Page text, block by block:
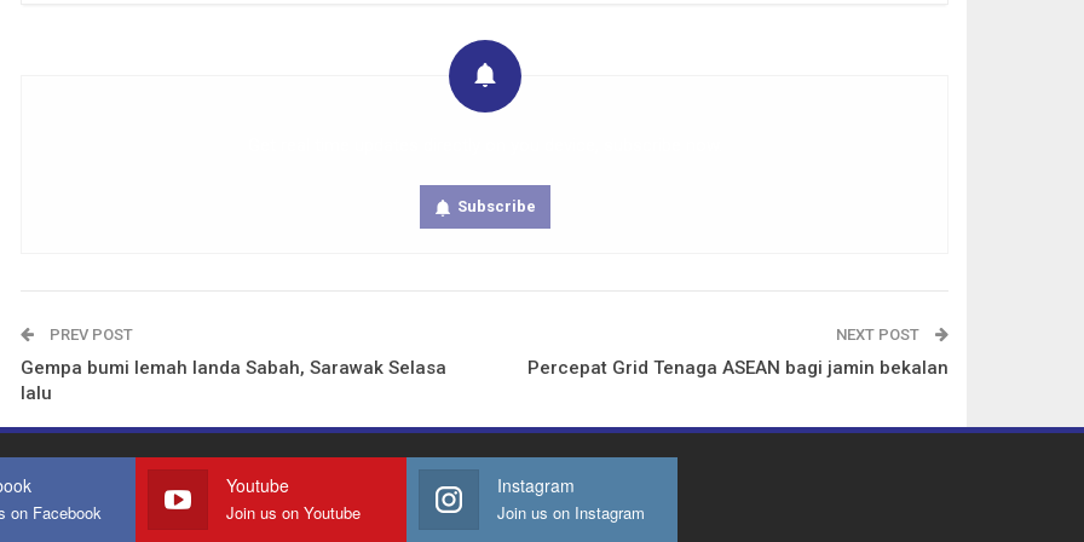
Subscribe
PREV POST
Gempa bumi lemah landa Sabah, Sarawak Selasa
lalu
NEXT POST
Percepat Grid Tenaga ASEAN bagi jamin bekalan
on Facebook
Youtube
Join us on Youtube
Instagram
Join us on Instagram